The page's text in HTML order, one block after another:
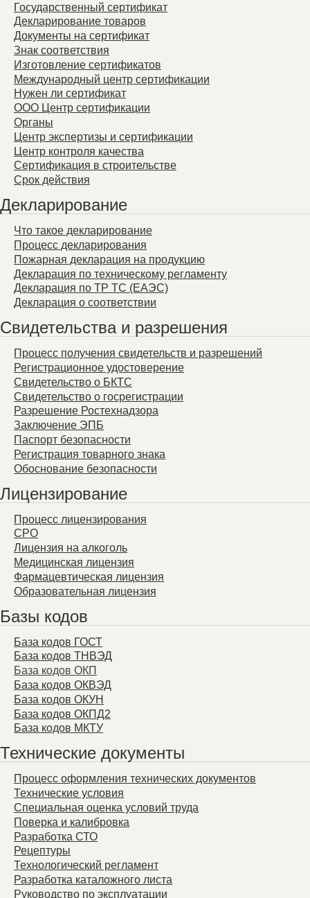
Государственный сертификат
Декларирование товаров
Документы на сертификат
Знак соответствия
Изготовление сертификатов
Международный центр сертификации
Нужен ли сертификат
ООО Центр сертификации
Органы
Центр экспертизы и сертификации
Центр контроля качества
Сертификация в строительстве
Срок действия
Декларирование
Что такое декларирование
Процесс декларирования
Пожарная декларация на продукцию
Декларация по техническому регламенту
Декларация по ТР ТС (ЕАЭС)
Декларация о соответствии
Свидетельства и разрешения
Процесс получения свидетельств и разрешений
Регистрационное удостоверение
Свидетельство о БКТС
Свидетельство о госрегистрации
Разрешение Ростехнадзора
Заключение ЭПБ
Паспорт безопасности
Регистрация товарного знака
Обоснование безопасности
Лицензирование
Процесс лицензирования
СРО
Лицензия на алкоголь
Медицинская лицензия
Фармацевтическая лицензия
Образовательная лицензия
Базы кодов
База кодов ГОСТ
База кодов ТНВЭД
База кодов ОКП
База кодов ОКВЭД
База кодов ОКУН
База кодов ОКПД2
База кодов МКТУ
Технические документы
Процесс оформления технических документов
Технические условия
Специальная оценка условий труда
Поверка и калибровка
Разработка СТО
Рецептуры
Технологический регламент
Разработка каталожного листа
Руководство по эксплуатации